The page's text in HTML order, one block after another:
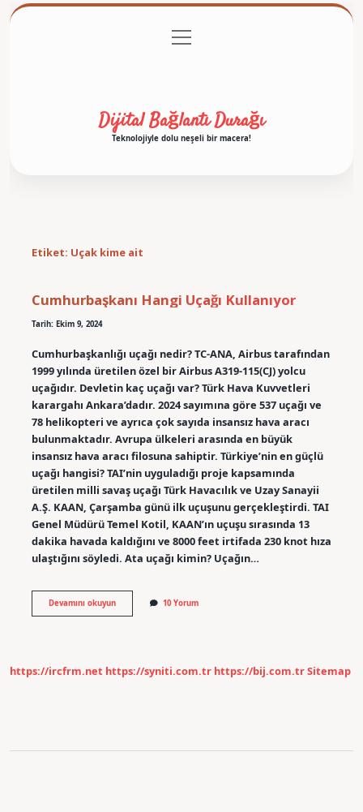
Gizlilik Politikası
menüyü
aç
Dijital Bağlantı Durağı
Teknolojiyle dolu neşeli bir macera!
Etiket: Uçak kime ait
Cumhurbaşkanı Hangi Uçağı Kullanıyor
Tarih: Ekim 9, 2024
Cumhurbaşkanlığı uçağı nedir? TC-ANA, Airbus tarafından
1999 yılında üretilen özel bir Airbus A319-115(CJ) yolcu
uçağıdır. Devletin kaç uçağı var? Türk Hava Kuvvetleri
karargahı Ankara’dadır. 2024 sayımına göre 537 uçağı ve
78 helikopteri ve ayrıca çok sayıda insansız hava aracı
bulunmaktadır. Avrupa ülkeleri arasında en büyük
insansız hava aracı filosuna sahiptir. Türkiye’nin en güçlü
uçağı hangisi? TAI’nin uyguladığı proje kapsamında
üretilen milli savaş uçağı Türk Havacılık ve Uzay Sanayii
A.Ş. KAAN, Çarşamba günü ilk uçuşunu gerçekleştirdi. TAI
Genel Müdürü Temel Kotil, KAAN’ın uçuşu sırasında 13
dakika havada kaldığını ve 8000 feet irtifada 230 knot hıza
ulaştığını söyledi. Ata uçağı kimin? Uçağın…
Devamını okuyunCumhurbaşkanı
Hangi
10 Yorum
https://ircfrm.net https://syniti.com.tr https://bij.com.trSitemap